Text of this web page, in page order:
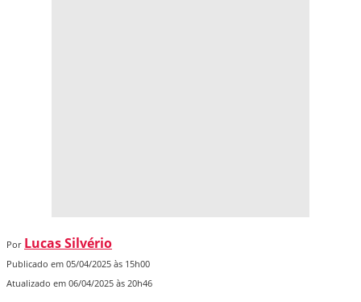
Por Lucas Silvério
Publicado em 05/04/2025 às 15h00
Atualizado em 06/04/2025 às 20h46